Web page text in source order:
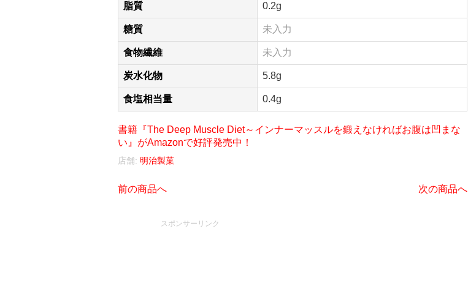
脂質 0.2g
糖質 未入力
食物繊維 未入力
炭水化物 5.8g
食塩相当量 0.4g
書籍『The Deep Muscle Diet～インナーマッスルを鍛えなければお腹は凹まな
い』がAmazonで好評発売中！
店舗: 明治製菓
前の商品へ 次の商品へ
スポンサーリンク